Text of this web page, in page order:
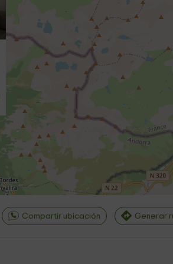
Compartir ubicación Generar